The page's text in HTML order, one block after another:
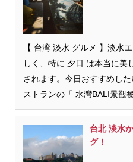
【 台湾 淡水 グルメ 】淡水
しく、特に 夕日 は本当に美
されます。今日おすすめし
ストランの「 水灣BALI景觀
台北 淡水
グ！